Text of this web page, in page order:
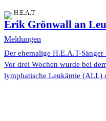
H.E.A.T
Erik Grönwall an
Meldungen
Der ehemalige H.E.A.T-
Vor drei Wochen wurde bei
lymphatische Leukämie (ALL)